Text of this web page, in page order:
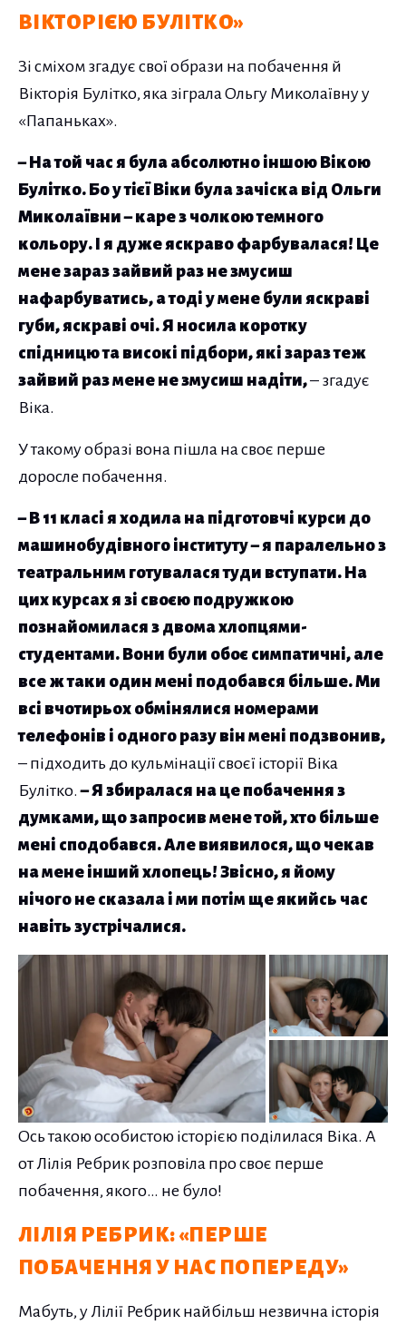
ВІКТОРІЄЮ БУЛІТКО»
Зі сміхом згадує свої образи на побачення й
Вікторія Булітко, яка зіграла Ольгу Миколаївну у
«Папаньках».
– На той час я була абсолютно іншою Вікою
Булітко. Бо у тієї Віки була зачіска від Ольги
Миколаївни – каре з чолкою темного
кольору. І я дуже яскраво фарбувалася! Це
мене зараз зайвий раз не змусиш
нафарбуватись, а тоді у мене були яскраві
губи, яскраві очі. Я носила коротку
спідницю та високі підбори, які зараз теж
зайвий раз мене не змусиш надіти,– згадує
Віка.
У такому образі вона пішла на своє перше
доросле побачення.
– В 11 класі я ходила на підготовчі курси до
машинобудівного інституту – я паралельно з
театральним готувалася туди вступати. На
цих курсах я зі своєю подружкою
познайомилася з двома хлопцями-
студентами. Вони були обоє симпатичні, але
все ж таки один мені подобався більше. Ми
всі вчотирьох обмінялися номерами
телефонів і одного разу він мені подзвонив,
– підходить до кульмінації своєї історії Віка
Булітко.– Я збиралася на це побачення з
думками, що запросив мене той, хто більше
мені сподобався. Але виявилося, що чекав
на мене інший хлопець! Звісно, я йому
нічого не сказала і ми потім ще якийсь час
навіть зустрічалися.
Ось такою особистою історією поділилася Віка. А
от Лілія Ребрик розповіла про своє перше
побачення, якого… не було!
ЛІЛІЯ РЕБРИК: «ПЕРШЕ
ПОБАЧЕННЯ У НАС ПОПЕРЕДУ»
Мабуть, у Лілії Ребрик найбільш незвична історія